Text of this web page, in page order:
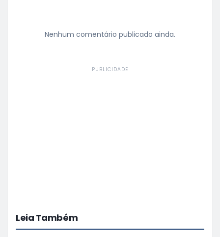
Nenhum comentário publicado ainda.
PUBLICIDADE
Leia Também